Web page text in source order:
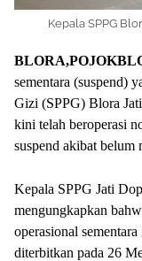
Kepala SPPG
sementara (suspend)
Gizi (SPPG) Blora
kini telah beroperasi
suspend akibat
Kepala SPPG Jati
mengungkapkan
operasional
diterbitkan pada 26